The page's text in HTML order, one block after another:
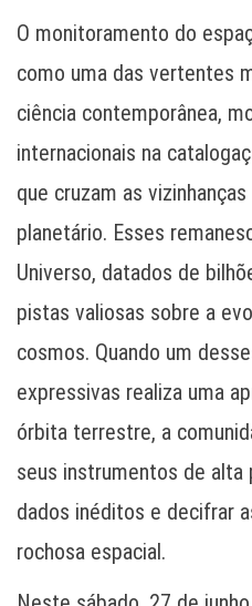
O monitoramento do
como uma das vertentes
ciência contemporânea,
internacionais na
que cruzam as
planetário. Esses
Universo, datados de
pistas valiosas sobre a
cosmos. Quando um
expressivas realiza uma
órbita terrestre, a
seus instrumentos de alta
dados inéditos e decifrar
rochosa espacial.